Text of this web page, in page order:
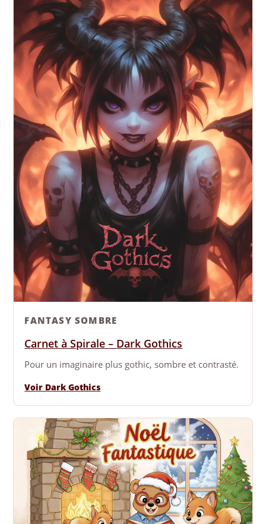
FANTASY SOMBRE
Carnet à Spirale – Dark Gothics
Pour un imaginaire plus gothic, sombre et contrasté.
Voir Dark Gothics